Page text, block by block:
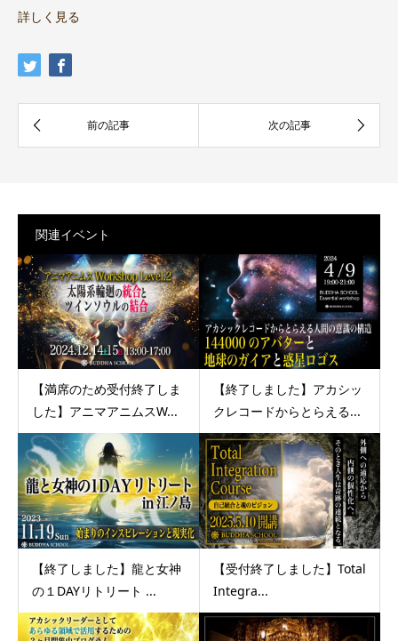
詳しく見る
関連イベント
【満席のため受付終了しま
した】アニマアニムスW...
【終了しました】アカシッ
クレコードからとらえる...
【終了しました】龍と女神
の１DAYリトリート ...
【受付終了しました】Total
Integra...